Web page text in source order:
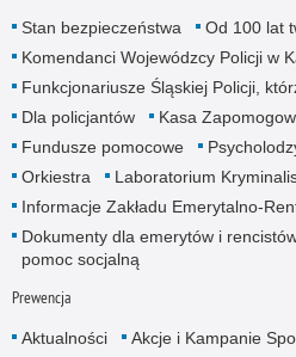
Stan bezpieczeństwa
Od 100 lat
Komendanci Wojewódzcy Policji w
Funkcjonariusze Śląskiej Policji,
Dla policjantów
Kasa
Fundusze pomocowe
Orkiestra
Laboratorium
Informacje Zakładu Emerytalno-
Dokumenty dla emerytów i
pomoc socjalną
Prewencja
Aktualności
Akcje i Kampanie